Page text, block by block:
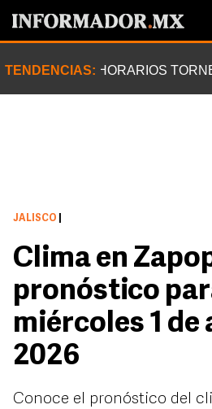
TENDENCIAS: HORARIOS
JALISCO
Clima en
pronóstico
miércoles 1 de
2026
Conoce el pronóstico del